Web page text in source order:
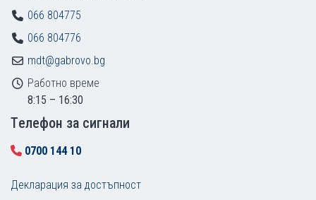
066 804775
066 804776
mdt@gabrovo.bg
Работно време
8:15 – 16:30
Tелефон за сигнали
0700 144 10
Декларация за достъпност